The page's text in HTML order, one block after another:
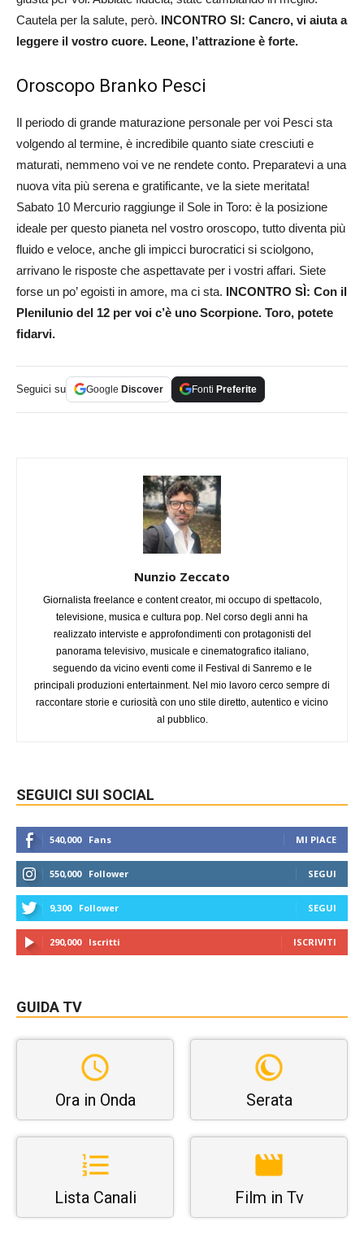
Cautela per la salute, però. INCONTRO SI: Cancro, vi aiuta a
leggere il vostro cuore. Leone, l’attrazione è forte.
Oroscopo Branko Pesci
Il periodo di grande maturazione personale per voi Pesci sta
volgendo al termine, è incredibile quanto siate cresciuti e
maturati, nemmeno voi ve ne rendete conto. Preparatevi a una
nuova vita più serena e gratificante, ve la siete meritata!
Sabato 10 Mercurio raggiunge il Sole in Toro: è la posizione
ideale per questo pianeta nel vostro oroscopo, tutto diventa più
fluido e veloce, anche gli impicci burocratici si sciolgono,
arrivano le risposte che aspettavate per i vostri affari. Siete
forse un po’ egoisti in amore, ma ci sta. INCONTRO SÌ: Con il
Plenilunio del 12 per voi c’è uno Scorpione. Toro, potete
fidarvi.
Seguici su Google Discover Fonti Preferite
Nunzio Zeccato
Giornalista freelance e content creator, mi occupo di spettacolo,
televisione, musica e cultura pop. Nel corso degli anni ha
realizzato interviste e approfondimenti con protagonisti del
panorama televisivo, musicale e cinematografico italiano,
seguendo da vicino eventi come il Festival di Sanremo e le
principali produzioni entertainment. Nel mio lavoro cerco sempre di
raccontare storie e curiosità con uno stile diretto, autentico e vicino
al pubblico.
SEGUICI SUI SOCIAL
540,000 Fans MI PIACE
550,000 Follower SEGUI
9,300 Follower SEGUI
290,000 Iscritti ISCRIVITI
GUIDA TV
Ora in Onda Serata
Lista Canali Film in Tv